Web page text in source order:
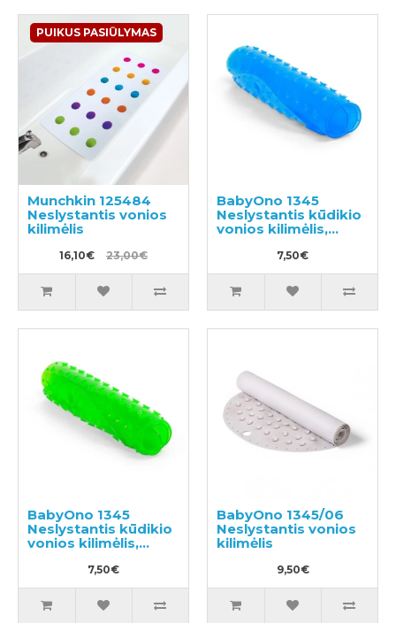
PUIKUS PASIŪLYMAS
Munchkin 125484
Neslystantis vonios
kilimėlis
16,10€ 23,00€
BabyOno 1345
Neslystantis kūdikio
vonios kilimėlis,
7,50€
BabyOno 1345
Neslystantis kūdikio
vonios kilimėlis,
7,50€
BabyOno 1345/06
Neslystantis vonios
kilimėlis
9,50€